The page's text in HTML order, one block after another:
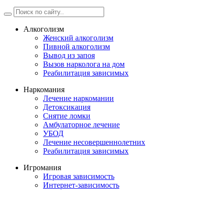
Алкоголизм
Женский алкоголизм
Пивной алкоголизм
Вывод из запоя
Вызов нарколога на дом
Реабилитация зависимых
Наркомания
Лечение наркомании
Детоксикация
Снятие ломки
Амбулаторное лечение
УБОД
Лечение несовершеннолетних
Реабилитация зависимых
Игромания
Игровая зависимость
Интернет-зависимость